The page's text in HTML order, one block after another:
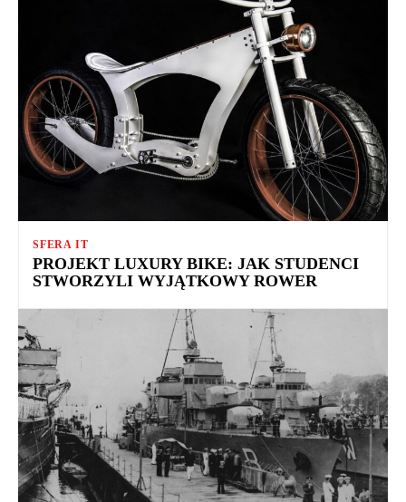
SFERA IT
PROJEKT LUXURY BIKE: JAK STUDENCI
STWORZYLI WYJĄTKOWY ROWER